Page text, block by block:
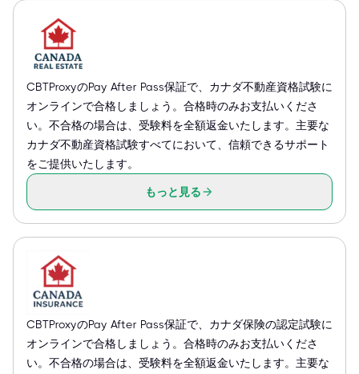
CBTProxyのPay After Pass保証で、カナダ不動産資格試験に
オンラインで合格しましょう。合格時のみお支払いくださ
い。不合格の場合は、受験料を全額返金いたします。主要な
カナダ不動産資格試験すべてにおいて、信頼できるサポート
をご提供いたします。
もっと見る
CBTProxyのPay After Pass保証で、カナダ保険の認定試験に
オンラインで合格しましょう。合格時のみお支払いくださ
い。不合格の場合は、受験料を全額返金いたします。主要な